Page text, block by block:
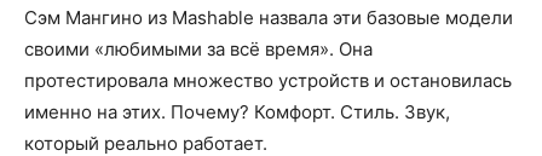
Сэм Мангино из Mashable назвала эти базовые модели
своими «любимыми за всё время». Она
протестировала множество устройств и остановилась
именно на этих. Почему? Комфорт. Стиль. Звук,
который реально работает.